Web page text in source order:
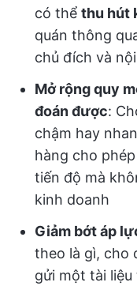
có thể thu hút
quán thông
chủ đích và
Mở rộng quy
đoán được:
chậm hay
hàng cho
tiến độ mà
kinh doanh
Giảm bớt áp
theo là gì, cho
gửi một tài